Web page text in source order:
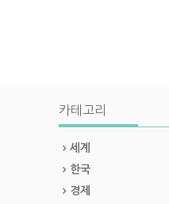
카테고리
세계
한국
경제